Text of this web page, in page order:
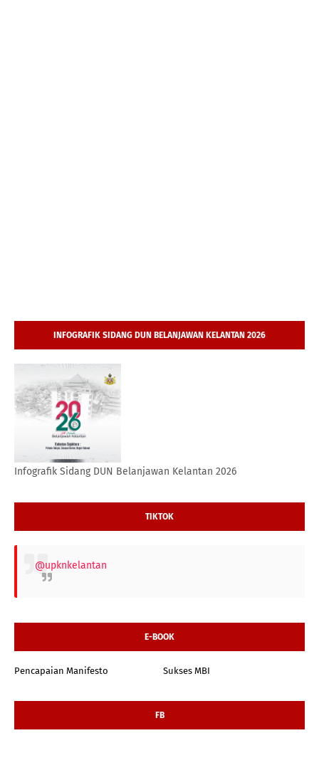
INFOGRAFIK SIDANG DUN BELANJAWAN KELANTAN 2026
Infografik Sidang DUN Belanjawan Kelantan 2026
TIKTOK
@upknkelantan
E-BOOK
Pencapaian Manifesto Sukses MBI
FB